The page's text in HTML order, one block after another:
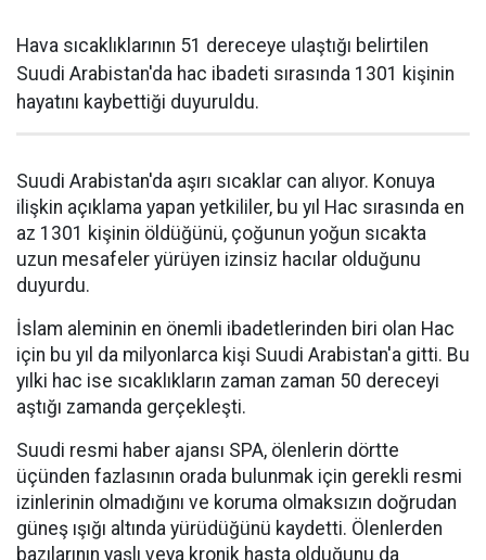
Hava sıcaklıklarının 51 dereceye ulaştığı belirtilen
Suudi Arabistan'da hac ibadeti sırasında 1301 kişinin
hayatını kaybettiği duyuruldu.
Suudi Arabistan'da aşırı sıcaklar can alıyor. Konuya
ilişkin açıklama yapan yetkililer, bu yıl Hac sırasında en
az 1301 kişinin öldüğünü, çoğunun yoğun sıcakta
uzun mesafeler yürüyen izinsiz hacılar olduğunu
duyurdu.
İslam aleminin en önemli ibadetlerinden biri olan Hac
için bu yıl da milyonlarca kişi Suudi Arabistan'a gitti. Bu
yılki hac ise sıcaklıkların zaman zaman 50 dereceyi
aştığı zamanda gerçekleşti.
Suudi resmi haber ajansı SPA, ölenlerin dörtte
üçünden fazlasının orada bulunmak için gerekli resmi
izinlerinin olmadığını ve koruma olmaksızın doğrudan
güneş ışığı altında yürüdüğünü kaydetti. Ölenlerden
bazılarının yaşlı veya kronik hasta olduğunu da